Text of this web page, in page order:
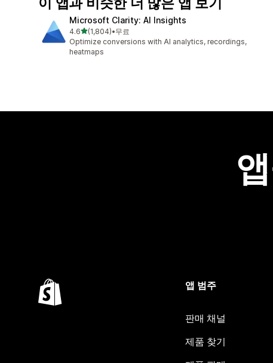
Microsoft Clarity: AI Insights
4.6별 5개 중
(1,804)
총 리뷰 1804개
•무료
Optimize conversions with AI analytics, recordings,
heatmaps
앱 범주
판매 채널
제품 찾기